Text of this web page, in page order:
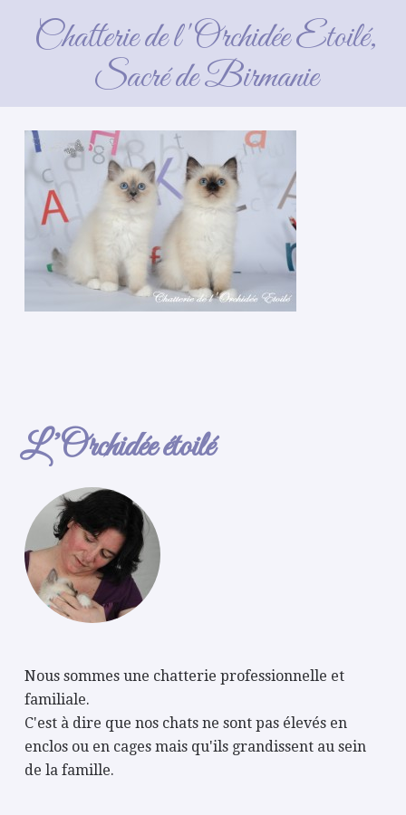
Chatterie de l'Orchidée Etoilé,
Sacré de Birmanie
L’Orchidée étoilé
Nous sommes une chatterie professionnelle et
familiale.
C'est à dire que nos chats ne sont pas élevés en
enclos ou en cages mais qu'ils grandissent au sein
de la famille.